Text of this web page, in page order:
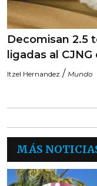
Decomisan 2.5
ligadas al
Itzel Hernandez / Mundo
MÁS